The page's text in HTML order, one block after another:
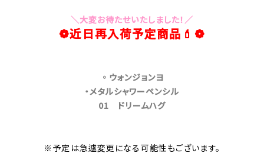
＼大変お待たせいたしました！／
❁近日再入荷予定商品💄❁
◦ウォンジョンヨ
・メタルシャワーペンシル
01 ドリームハグ
※予定は急遽変更になる可能性もございます。